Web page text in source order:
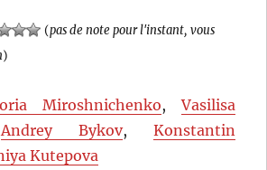
(pas de note pour l'instant, vous
)
Miroshnichenko,Vasilisa
Andrey Bykov, Konstantin
Kutepova